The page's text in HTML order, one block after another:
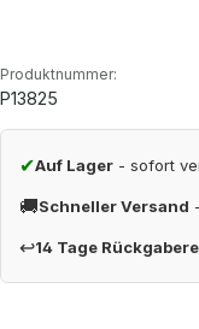
Produktnummer:
P13825
✔Auf Lager - sofort
🚚Schneller Versand
↩14 Tage